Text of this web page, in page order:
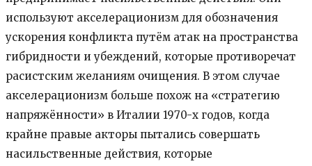
используют акселерационизм для обозначения
ускорения конфликта путём атак на пространства
гибридности и убеждений, которые противоречат
расистским желаниям очищения. В этом случае
акселерационизм больше похож на «стратегию
напряжённости» в Италии 1970-х годов, когда
крайне правые акторы пытались совершать
насильственные действия, которые